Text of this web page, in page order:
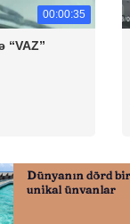
00:00:35
“VAZ”